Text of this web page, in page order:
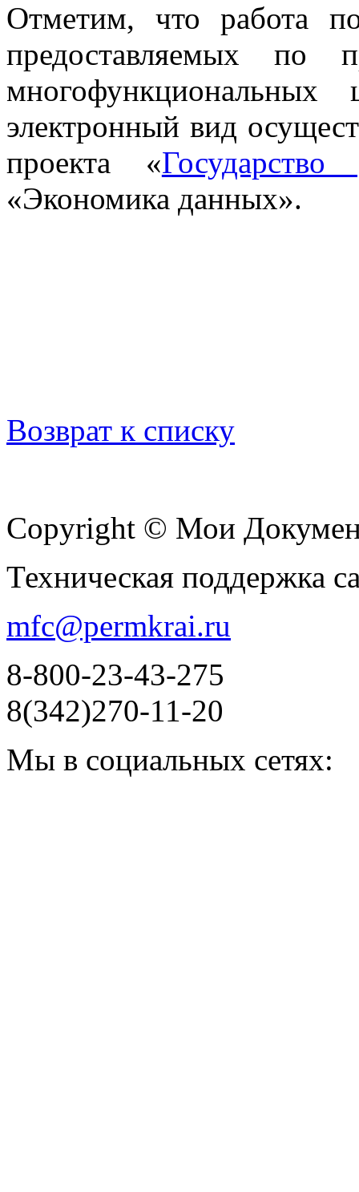
Отметим, что работа
предоставляемых по
электронный вид
проекта «
«Экономика данных».
Возврат к списку
Copyright © Мои
Техническая поддержка
mfc@permkrai.ru
8-800-23-43-275
8(342)270-11-20
Мы в социальных сетях: